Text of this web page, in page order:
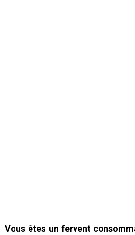
Vous êtes un fervent